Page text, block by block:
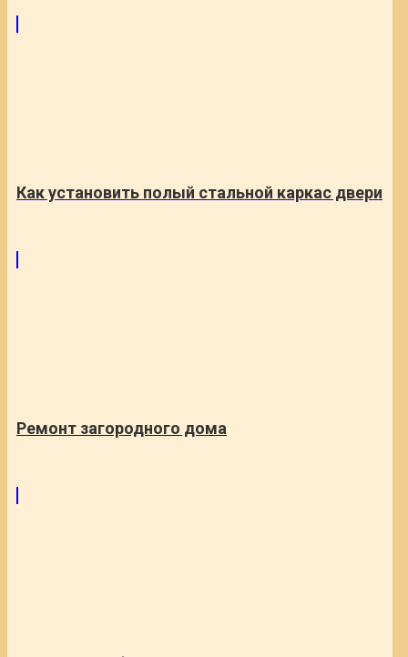
Как установить полый стальной каркас двери
Ремонт загородного дома